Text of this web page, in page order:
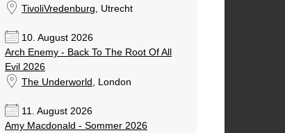
TivoliVredenburg, Utrecht
10. August 2026
Arch Enemy - Back To The Root Of All
Evil 2026
The Underworld , London
11. August 2026
Amy Macdonald - Sommer 2026